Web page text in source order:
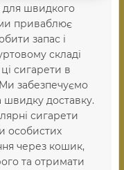
для швидкого
приваблює
запас і
складі
сигарети в
забезпечуємо
швидку доставку.
сигарети
особистих
через кошик,
та отримати